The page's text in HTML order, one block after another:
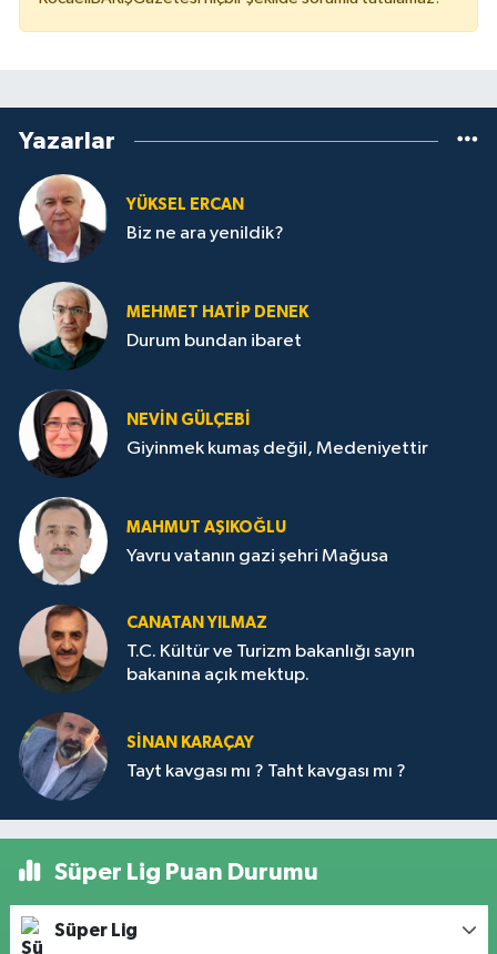
Yazarlar
YÜKSEL ERCAN
Biz ne ara yenildik?
MEHMET HATİP DENEK
Durum bundan ibaret
NEVİN GÜLÇEBİ
Giyinmek kumaş değil, Medeniyettir
MAHMUT AŞIKOĞLU
Yavru vatanın gazi şehri Mağusa
CANATAN YILMAZ
T.C. Kültür ve Turizm bakanlığı sayın
bakanına açık mektup.
SİNAN KARAÇAY
Tayt kavgası mı ? Taht kavgası mı ?
Süper Lig Puan Durumu
Süper Lig